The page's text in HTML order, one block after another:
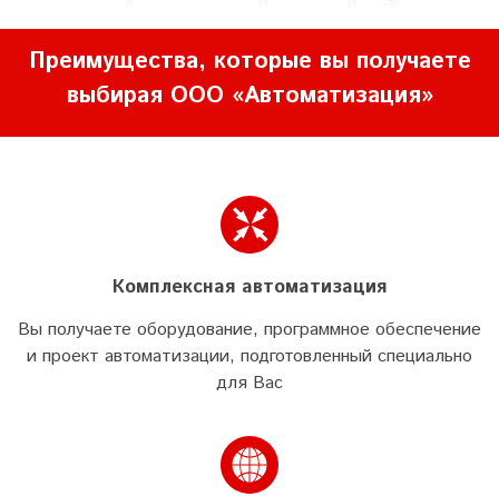
Преимущества, которые вы получаете
выбирая ООО «Автоматизация»
Комплексная автоматизация
Вы получаете оборудование, программное обеспечение
и проект автоматизации, подготовленный специально
для Вас